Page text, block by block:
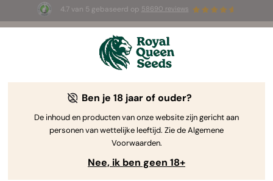
4.7 van 5 gebaseerd op 58690 reviews
☀️ Summer Sales: tot wel 50% korting
op geselecteerde producten! ⏤
The RQS Blog
Cannabis Lifestyle Blogs
Ben je 18 jaar of ouder?
De inhoud en producten van onze website zijn gericht aan
personen van wettelijke leeftijd. Zie de Algemene
Voorwaarden.
Nee, ik ben geen 18+